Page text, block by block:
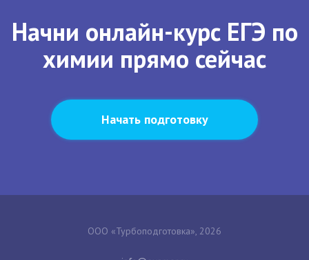
Начни онлайн-курс ЕГЭ по
химии прямо сейчас
Начать подготовку
ООО «Турбоподготовка», 2026